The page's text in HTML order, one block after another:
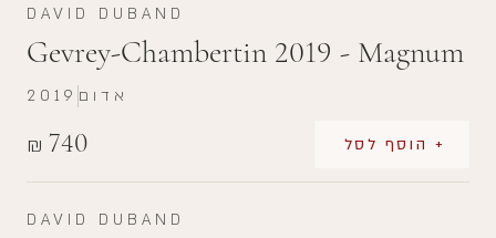
DAVID DUBAND
Gevrey-Chambertin 2019 - Magnum
₪ 740 + הוסף לסל
2019 אדום
DAVID DUBAND